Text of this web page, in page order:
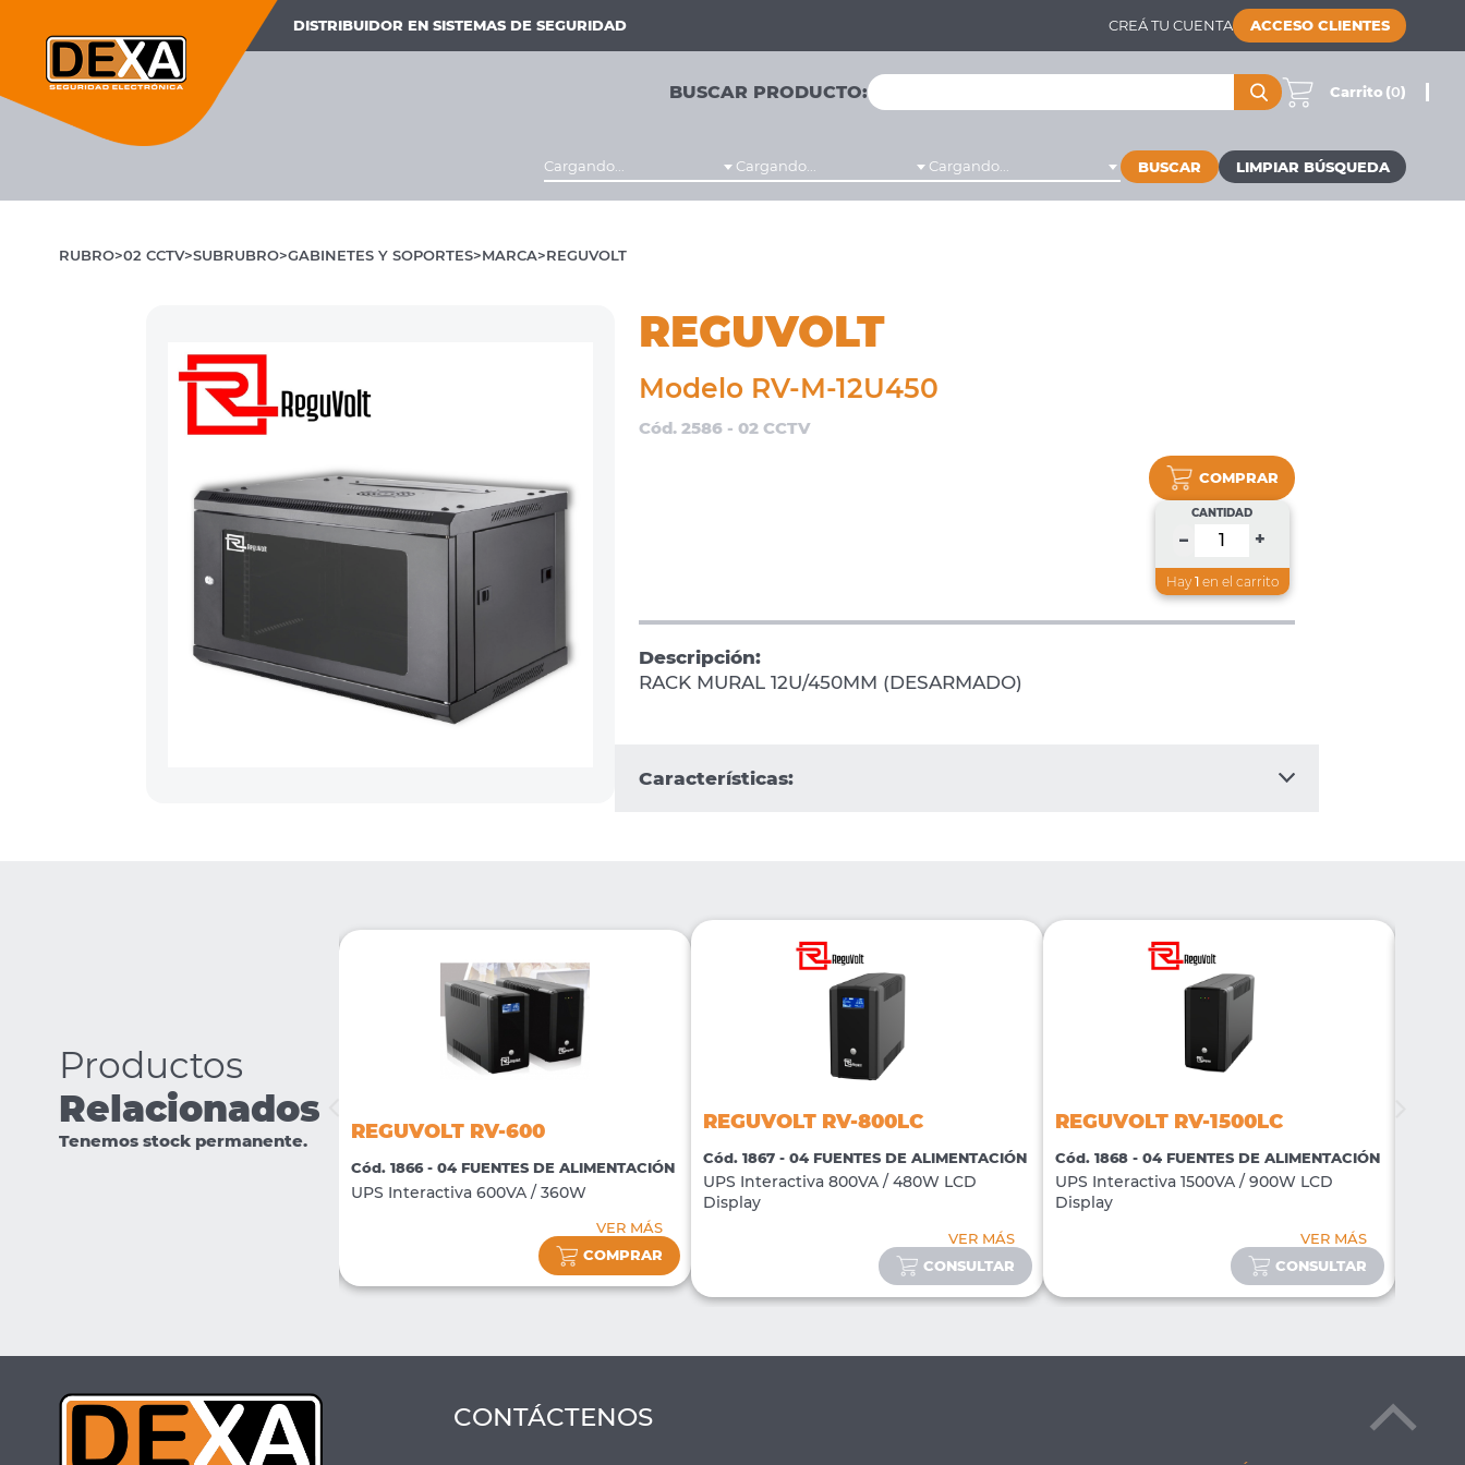
DISTRIBUIDOR EN SISTEMAS DE SEGURIDAD CREÁ TU CUENTA ACCESO CLIENTES
BUSCAR PRODUCTO: Carrito (0)
Cargando... Cargando... Cargando... BUSCAR
RUBRO 02 CCTV SUBRUBRO GABINETES Y SOPORTES MARCA REGUVOLT
REGUVOLT
Modelo RV-M-12U450
Cód. 2586 - 02 CCTV
COMPRAR
CANTIDAD
– +
Hay 1en el carrito
Descripción:
RACK MURAL 12U/450MM (DESARMADO)
Características:
Productos
Relacionados
Tenemos stock permanente.
RV-JACK-6 REGUVOLT RV-600
Cód. 1866 - 04 FUENTES DE ALIMENTACIÓN
UPS Interactiva 600VA / 360W
VER MÁS
COMPRAR
REGUVOLT RV-800LC
Cód. 1867 - 04 FUENTES DE ALIMENTACIÓN
UPS Interactiva 800VA / 480W LCD
Display
VER MÁS
CONSULTAR
REGUVOLT RV-1500LC
Cód. 1868 - 04 FUENTES DE ALIMENTACIÓN
UPS Interactiva 1500VA / 900W LCD
Display
VER MÁS
CONSULTAR
CONTÁCTENOS